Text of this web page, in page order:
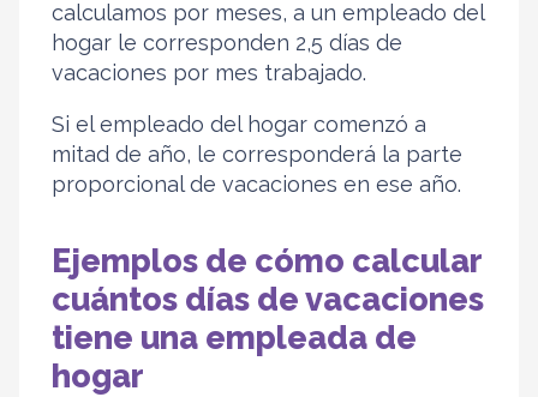
calculamos por meses, a un empleado del
hogar le corresponden 2,5 días de
vacaciones por mes trabajado.
Si el empleado del hogar comenzó a
mitad de año, le corresponderá la parte
proporcional de vacaciones en ese año.
Ejemplos de cómo calcular
cuántos días de vacaciones
tiene una empleada de
hogar